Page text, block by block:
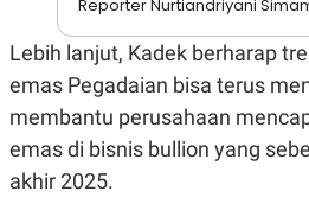
D
A
A
E
S
K
O
N
L
I
P
Reporter Nurtiandriyani
Lebih lanjut, Kadek berharap
emas Pegadaian bisa terus
membantu perusahaan
emas di bisnis bullion yang
akhir 2025.